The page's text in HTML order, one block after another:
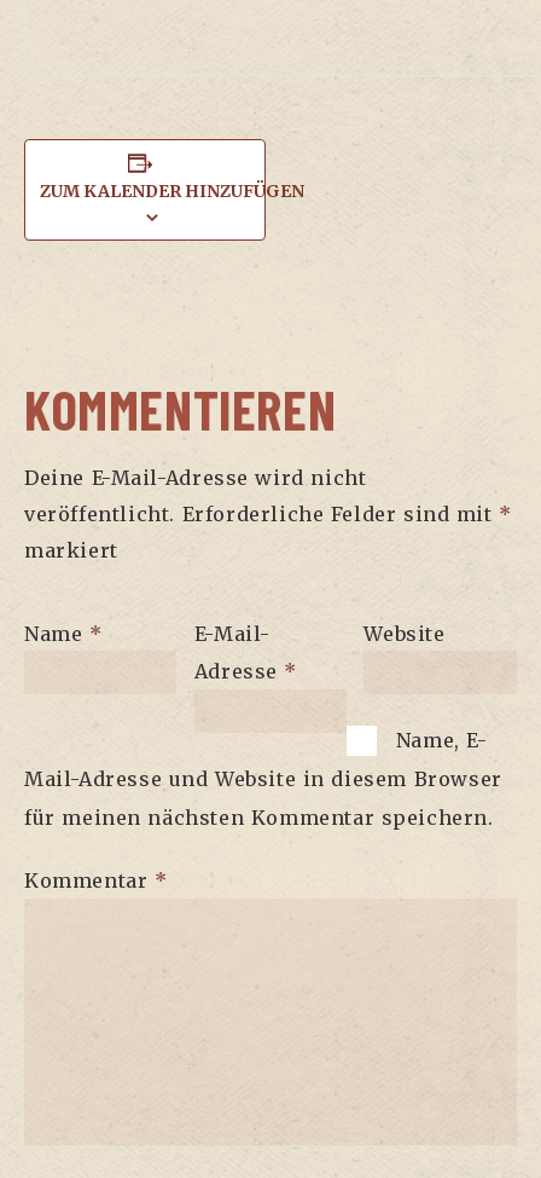
ZUM KALENDER HINZUFÜGEN
KOMMENTIEREN
Deine E-Mail-Adresse wird nicht
veröffentlicht. Erforderliche Felder sind mit *
markiert
Name *
E-Mail-
Adresse *
Website
Name, E-
Mail-Adresse und Website in diesem Browser
für meinen nächsten Kommentar speichern.
Kommentar *